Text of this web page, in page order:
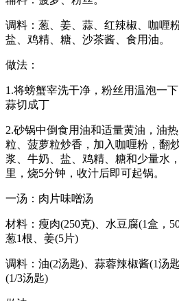
调料：葱、姜、蒜、红辣椒、咖喱
盐、鸡精、糖、沙茶酱、食用油。
做法：
1.将螃蟹宰洗干净，粉丝用温泡一
蒜切成丁
2.砂锅中倒食用油和适量黄油，油
粒、菠萝粒炒香，加入咖喱粉，翻
浆、牛奶、盐、鸡精、糖和少量水
里，烧5分钟，收汁后即可起锅。
一汤：肉片味噌汤
材料：瘦肉(250克)、水豆腐(1盒，
葱1根、姜(5片)
调料：油(2汤匙)、蒜蓉辣椒酱(1汤
(1/3汤匙)